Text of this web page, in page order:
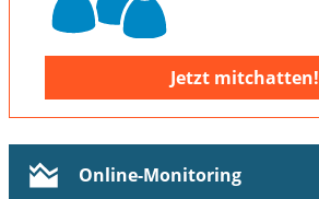
Jetzt mitchatten!
Online-Monitoring